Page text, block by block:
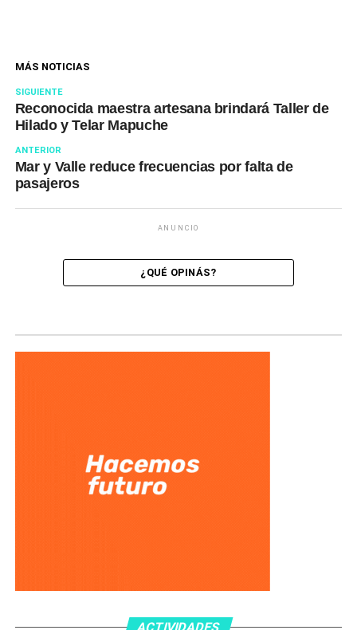
MÁS NOTICIAS
SIGUIENTE
Reconocida maestra artesana brindará Taller de
Hilado y Telar Mapuche
ANTERIOR
Mar y Valle reduce frecuencias por falta de
pasajeros
ANUNCIO
¿QUÉ OPINÁS?